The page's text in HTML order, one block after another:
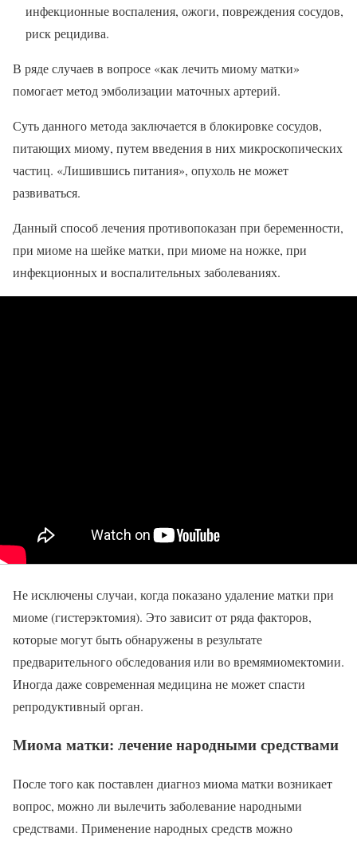
инфекционные воспаления, ожоги, повреждения сосудов,
риск рецидива.
В ряде случаев в вопросе «как лечить миому матки»
помогает метод эмболизации маточных артерий.
Суть данного метода заключается в блокировке сосудов,
питающих миому, путем введения в них микроскопических
частиц. «Лишившись питания», опухоль не может
развиваться.
Данный способ лечения противопоказан при беременности,
при миоме на шейке матки, при миоме на ножке, при
инфекционных и воспалительных заболеваниях.
Не исключены случаи, когда показано удаление матки при
миоме (гистерэктомия). Это зависит от ряда факторов,
которые могут быть обнаружены в результате
предварительного обследования или во времямиомектомии.
Иногда даже современная медицина не может спасти
репродуктивный орган.
Миома матки: лечение народными средствами
После того как поставлен диагноз миома матки возникает
вопрос, можно ли вылечить заболевание народными
средствами. Применение народных средств можно